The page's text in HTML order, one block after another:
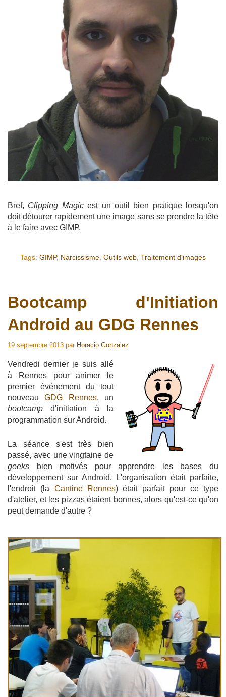
Bref, Clipping Magicest un outil bien pratique lorsqu'on
doit détourer rapidement une image sans se prendre la tête
à le faire avec GIMP.
Tags: GIMP, Narcissisme, Outils web, Traitement d'images
Bootcamp d'Initiation
Android au GDG Rennes
19 septembre 2013 par Horacio Gonzalez
Vendredi dernier je suis allé
à Rennes pour animer le
premier événement du tout
nouveauGDG Rennes, un
bootcamp d'initiation à la
programmation sur Android.
La séance s'est très bien
passé, avec une vingtaine de
geeks bien motivés pour apprendre les bases du
développement sur Android. L'organisation était parfaite,
l'endroit (la Cantine Rennes) était parfait pour ce type
d'atelier, et les pizzas étaient bonnes, alors qu'est-ce qu'on
peut demande d'autre ?